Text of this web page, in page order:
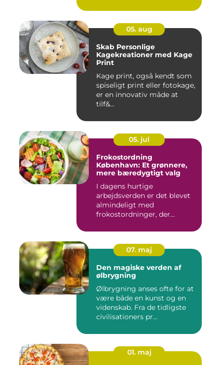
05. aug
Skab Personlige
Kagekreationer med Kage
Print
Kage print, også kendt som
spiseligt print eller fotokage,
er en innovativ måde at
tilf&...
05. jul
Frokostordning
København: Et grønnere,
mere bæredygtigt valg
I dagens hurtige
arbejdsverden er det blevet
almindeligt med
frokostordninger, der
07. maj
Den magiske verden af
ølbrygning
Ølbrygning anses ofte for at
være både en kunst og en
videnskab. Fra de tidligste
civilisationers pr...
01. maj